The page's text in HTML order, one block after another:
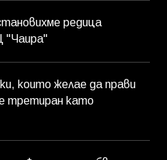
редица
"Чаира"
които желае да прави
третиран като